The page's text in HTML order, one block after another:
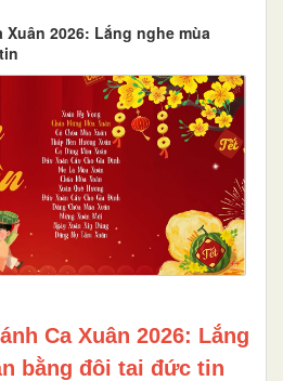
2026: Lắng nghe mùa
Ca Xuân 2026: Lắng
bằng đôi tai đức tin